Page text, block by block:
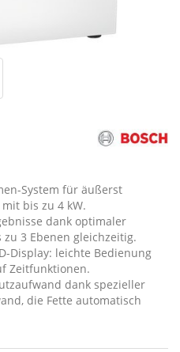
System für äußerst
bis zu 4 kW.
dank optimaler
3 Ebenen gleichzeitig.
Display: leichte Bedienung
Zeitfunktionen.
dank spezieller
die Fette automatisch